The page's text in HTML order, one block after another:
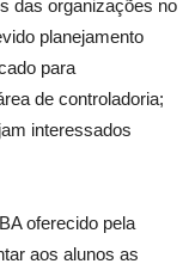
das organizações no
planejamento
para
de controladoria;
interessados
oferecido pela
aos alunos as